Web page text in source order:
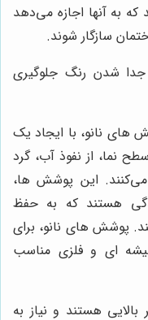
به آنها اجازه می‌دهد
سازگار شوند.
شدن رنگ جلوگیری
های نانو، با ایجاد یک
نما، از نفوذ آب، گرد
می‌کنند. این پوشش ها،
هستند که به حفظ
پوشش های نانو، برای
ای و فلزی مناسب
بالایی هستند و نیاز به